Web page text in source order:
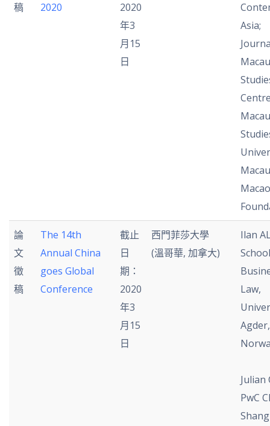
稿
2020
2020
年3
月15
日
Asia;
Macau
Macau
Macao
論
文
徵
稿
The 14th
Annual China
goes Global
Conference
截止
日
期：
2020
年3
月15
日
西門菲莎大學
(溫哥華, 加拿大)
Ilan
Law,
Agder,
Julian
PwC